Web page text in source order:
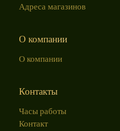
Адреса магазинов
О компании
О компании
Контакты
Часы работы
Контакт